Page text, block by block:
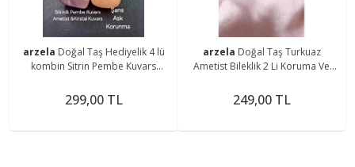
arzela Doğal Taş Hediyelik 4 lü
kombin Sitrin Pembe Kuvars
299,00 TL
arzela Doğal Taş Turkuaz
Ametist Bileklik 2 Li Koruma Ve
249,00 TL